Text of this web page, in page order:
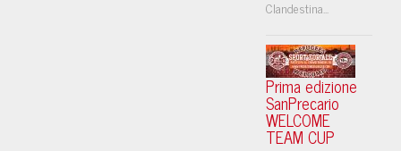
Clandestina...
Prima edizione
SanPrecario
WELCOME
TEAM CUP